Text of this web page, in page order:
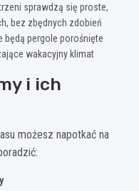
sprawdzą się proste,
bez zbędnych zdobień
będą pergole porośnięte
wakacyjny klimat
i ich
możesz napotkać na